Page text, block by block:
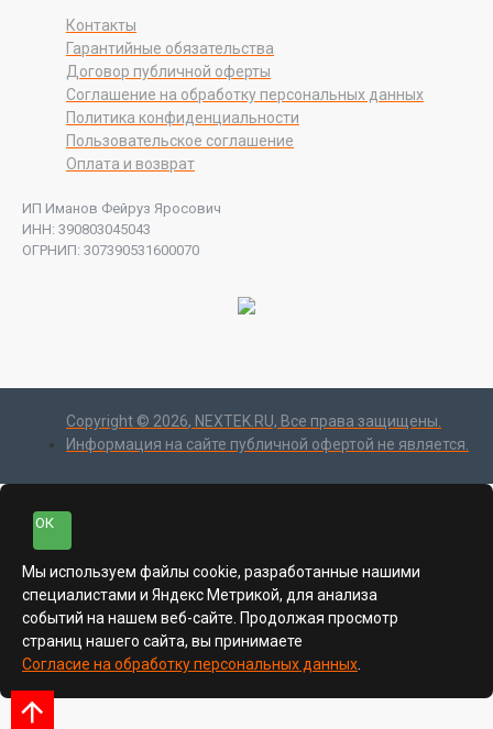
Контакты
Гарантийные обязательства
Договор публичной оферты
Соглашение на обработку персональных данных
Политика конфиденциальности
Пользовательское соглашение
Оплата и возврат
ИП Иманов Фейруз Яросович
ИНН: 390803045043
ОГРНИП: 307390531600070
Copyright © 2026, NEXTEK.RU, Все права защищены.
Информация на сайте публичной офертой не является.
ОК
Мы используем файлы cookie, разработанные нашими
специалистами и Яндекс Метрикой, для анализа
событий на нашем веб-сайте. Продолжая просмотр
страниц нашего сайта, вы принимаете
Согласие на обработку персональных данных